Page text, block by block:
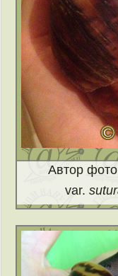
Автор
var.